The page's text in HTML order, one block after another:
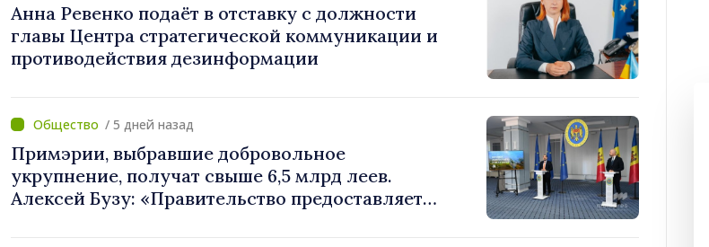
Анна Ревенко подаёт в отставку с должности
главы Центра стратегической коммуникации и
противодействия дезинформации
/ 5 дней назад
Примэрии, выбравшие добровольное
укрупнение, получат свыше 6,5 млрд леев.
Алексей Бузу: «Правительство предоставляет